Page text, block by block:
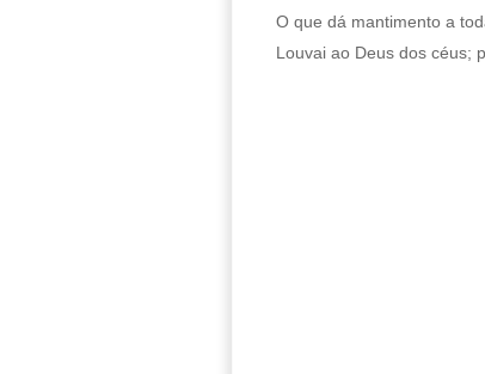
O que dá mantimento a
Louvai ao Deus dos céus;